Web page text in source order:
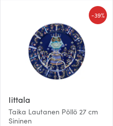
Iittala
Taika Lautanen Pöllö 27 cm
Sininen
-39%